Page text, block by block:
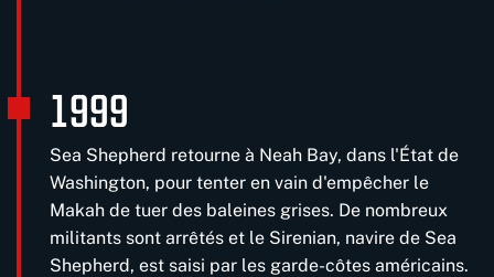
1999
Sea Shepherd retourne à Neah Bay, dans l'État de
Washington, pour tenter en vain d'empêcher le
Makah de tuer des baleines grises. De nombreux
militants sont arrêtés et le Sirenian, navire de Sea
Shepherd, est saisi par les garde-côtes américains.